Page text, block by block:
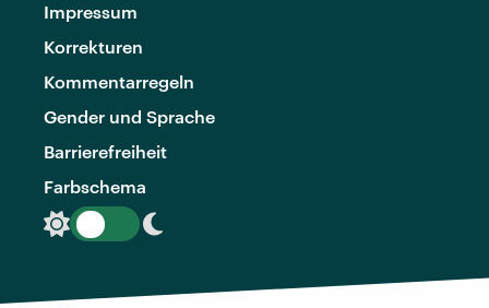
Impressum
Korrekturen
Kommentarregeln
Gender und Sprache
Barrierefreiheit
Farbschema